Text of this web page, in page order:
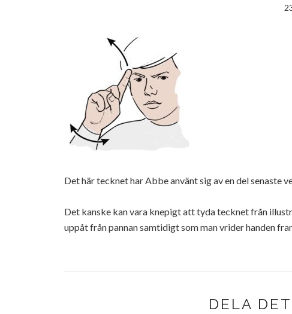
Det här tecknet har Abbe använt sig av en del senaste
Det kanske kan vara knepigt att tyda tecknet från
uppåt från pannan samtidigt som man vrider handen
DELA